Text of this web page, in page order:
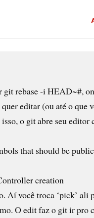
git rebase -i HEAD~#,
editar (ou até o que
o git abre seu editor
that should be public
creation
Aí você troca ‘pick’ ali
O edit faz o git ir pro